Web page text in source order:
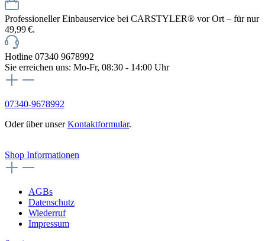
Professioneller Einbauservice bei CARSTYLER® vor Ort – für nur
49,99 €.
Hotline 07340 9678992
Sie erreichen uns: Mo-Fr, 08:30 - 14:00 Uhr
07340-9678992
Oder über unserKontaktformular.
Shop Informationen
AGBs
Datenschutz
Wiederruf
Impressum